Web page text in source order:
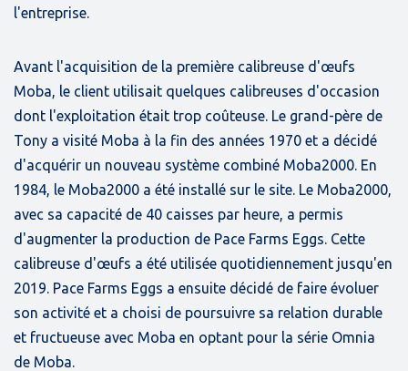
l'entreprise.
Avant l'acquisition de la première calibreuse d'œufs
Moba, le client utilisait quelques calibreuses d'occasion
dont l'exploitation était trop coûteuse. Le grand-père de
Tony a visité Moba à la fin des années 1970 et a décidé
d'acquérir un nouveau système combiné Moba2000. En
1984, le Moba2000 a été installé sur le site. Le Moba2000,
avec sa capacité de 40 caisses par heure, a permis
d'augmenter la production de Pace Farms Eggs. Cette
calibreuse d'œufs a été utilisée quotidiennement jusqu'en
2019. Pace Farms Eggs a ensuite décidé de faire évoluer
son activité et a choisi de poursuivre sa relation durable
et fructueuse avec Moba en optant pour la série Omnia
de Moba.